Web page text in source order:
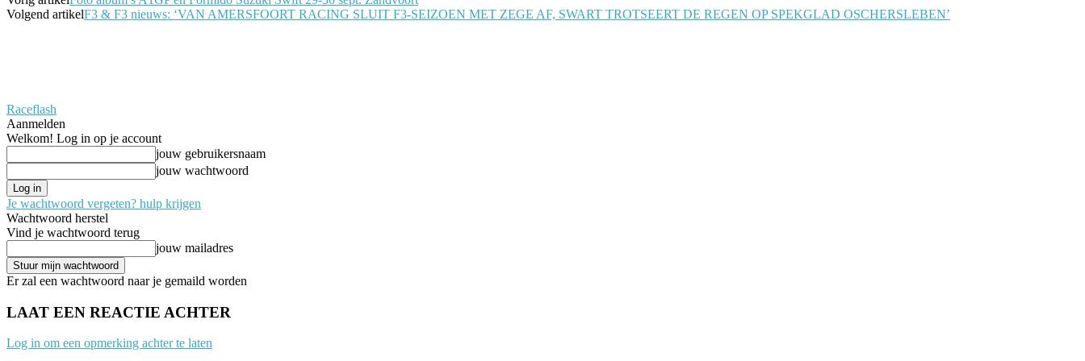
Volgend artikelF3 & F3 nieuws: ‘VAN AMERSFOORT RACING SLUIT F3-SEIZOEN MET ZEGE AF, SWART TROTSEERT DE REGEN OP SPEKGLAD OSCHERSLEBEN’
Raceflash
Aanmelden
Welkom! Log in op je account
jouw gebruikersnaam
jouw wachtwoord
Je wachtwoord vergeten? hulp krijgen
Wachtwoord herstel
Vind je wachtwoord terug
jouw mailadres
Er zal een wachtwoord naar je gemaild worden
LAAT EEN REACTIE ACHTER
Log in om een opmerking achter te laten